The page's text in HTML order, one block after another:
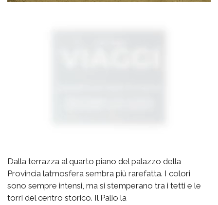
Dalla terrazza al quarto piano del palazzo della
Provincia latmosfera sembra più rarefatta. I colori
sono sempre intensi, ma si stemperano tra i tetti e le
torri del centro storico. Il Palio la